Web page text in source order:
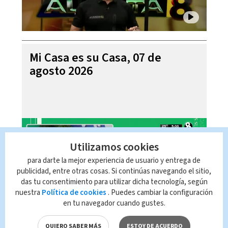
Mi Casa es su Casa, 07 de
agosto 2026
Telediario En Directo con Paula
Utilizamos cookies
para darte la mejor experiencia de usuario y entrega de
publicidad, entre otras cosas. Si continúas navegando el sitio,
das tu consentimiento para utilizar dicha tecnología, según
nuestra Política de cookies . Puedes cambiar la configuración
en tu navegador cuando gustes.
QUIERO SABER MÁS ESTOY DE ACUERDO